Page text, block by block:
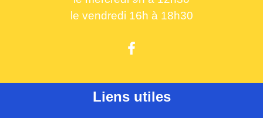
le vendredi 16h à 18h30
Liens utiles